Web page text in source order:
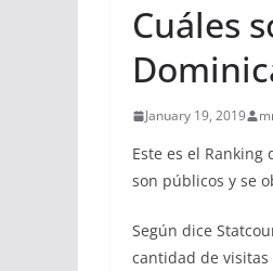
Cuáles
January 19, 2019
Este es el Ranking
son públicos y se
Según dice
cantidad de